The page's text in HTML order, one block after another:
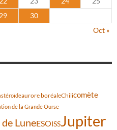
29
30
Oct »
aurore boréaleChilicomète
de la Grande Ourse
LuneESOISSJupiter